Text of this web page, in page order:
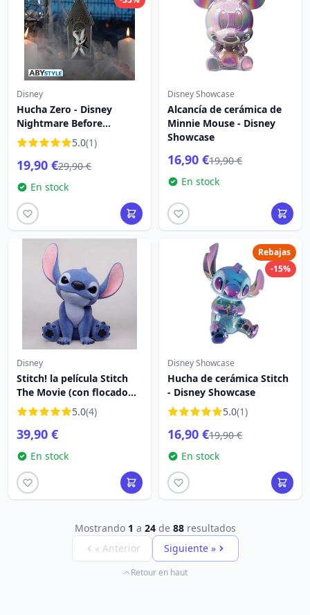
Disney
Hucha Zero - Disney
Nightmare Before
Christmas 5.0(1)
19,90 €29,90 €
En stock
Disney Showcase
Alcancía de cerámica de
Minnie Mouse - Disney
Showcase
16,90 €19,90 €
En stock
Disney
Stitch! la película Stitch
The Movie (con flocado
especial) 20 cm
5.0(4)
39,90 €
En stock
Rebajas
-15%
Disney Showcase
Hucha de cerámica Stitch
- Disney Showcase
5.0(1)
16,90 €19,90 €
En stock
Mostrando 1 a 24de 88resultados
« Anterior
Siguiente »
Retour en haut